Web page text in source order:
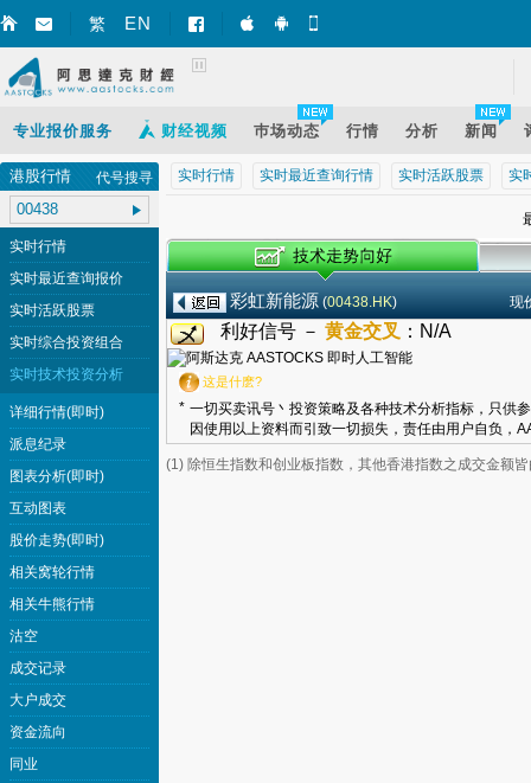
繁 EN 智财迅 (iPhone)
智财迅 (Android)
专业报价服务 财经视频 巿场动态 行情 分析 新闻
实时行情 实时最近查询行情 实时活跃股票 实
彩虹新能源 (00438.HK) 现
利好信号 － 黄金交叉 ： N/A
这是什麽?
* 一切买卖讯号丶投资策略及各种技术分析指标，只供
因使用以上资料而引致一切损失，责任由用户自负，
(1) 除恒生指数和创业板指数，其他香港指数之成交金额
港股行情 代号搜寻
实时行情
实时最近查询报价
实时活跃股票
实时综合投资组合
实时技术投资分析
详细行情(即时)
派息纪录
图表分析(即时)
互动图表
股价走势(即时)
相关窝轮行情
相关牛熊行情
沽空
成交记录
大户成交
资金流向
同业